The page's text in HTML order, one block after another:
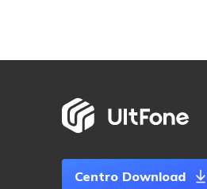
Centro Download